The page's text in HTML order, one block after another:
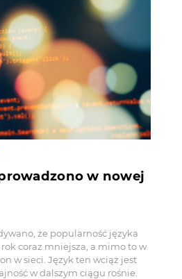
w nowej
że popularność języka
coraz mniejsza, a mimo to w
w sieci. Język ten wciąż jest
w dalszym ciągu rośnie.